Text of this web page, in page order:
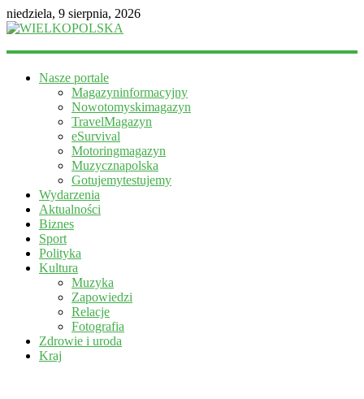
niedziela, 9 sierpnia, 2026
WIELKOPOLSKA
informacyjny
Nasze portale
Magazyninformacyjny
Nowotomyskimagazyn
TravelMagazyn
eSurvival
Motoringmagazyn
Muzycznapolska
Gotujemytestujemy
Wydarzenia
Aktualności
Biznes
Sport
Polityka
Kultura
Muzyka
Zapowiedzi
Relacje
Fotografia
Zdrowie i uroda
Kraj